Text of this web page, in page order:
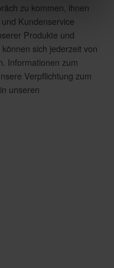
zu kommen, ihnen
Kundenservice
Produkte und
sich jederzeit von
Informationen zum
Verpflichtung zum
unseren